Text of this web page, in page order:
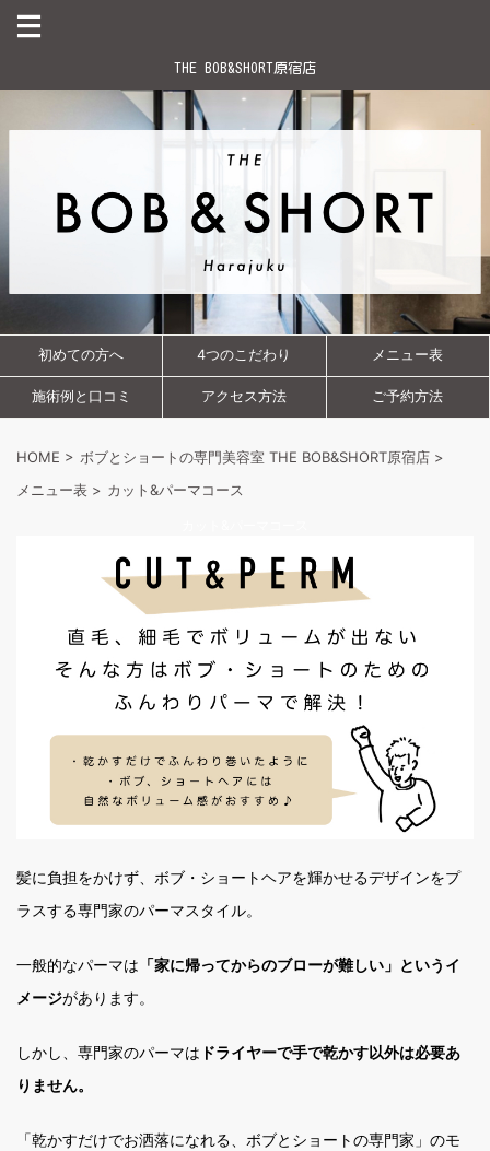
THE BOB&SHORT原宿店
初めての方へ 4つのこだわり メニュー表
施術例と口コミ アクセス方法 ご予約方法
HOME > ボブとショートの専門美容室 THE BOB&SHORT原宿店 >
メニュー表 > カット&パーマコース
髪に負担をかけず、ボブ・ショートヘアを輝かせるデザインをプ
ラスする専門家のパーマスタイル。
一般的なパーマは 「家に帰ってからのブローが難しい」というイ
メージがあります。
しかし、専門家のパーマは ドライヤーで手で乾かす以外は必要あ
りません。
「乾かすだけでお洒落になれる、ボブとショートの専門家」のモ